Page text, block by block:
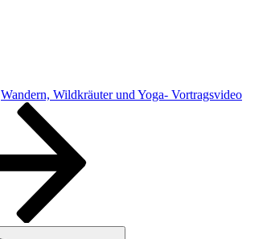
Wandern, Wildkräuter und Yoga- Vortragsvideo